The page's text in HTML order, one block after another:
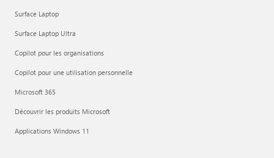
Surface Laptop
Surface Laptop Ultra
Copilot pour les organisations
Copilot pour une utilisation personnelle
Microsoft 365
Découvrir les produits Microsoft
Applications Windows 11